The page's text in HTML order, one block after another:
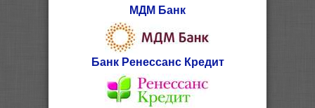
МДМ Банк
Банк Ренессанс Кредит